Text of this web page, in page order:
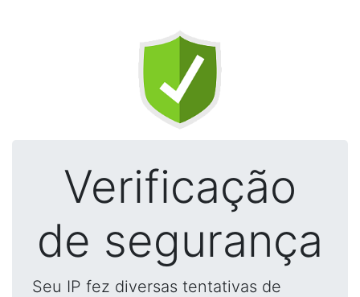
Verificação
de segurança
Seu IP fez diversas tentativas de